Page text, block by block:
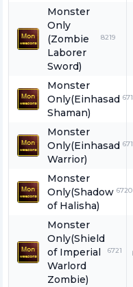
Monster
Only
(Zombie
Laborer
Sword)
8219
Monster
Only(Einhasad
Shaman)
Monster
Only(Einhasad
Warrior)
Monster
Only(Shadow
of Halisha)
6720
Monster
Only(Shield
of Imperial
Warlord
Zombie)
6721